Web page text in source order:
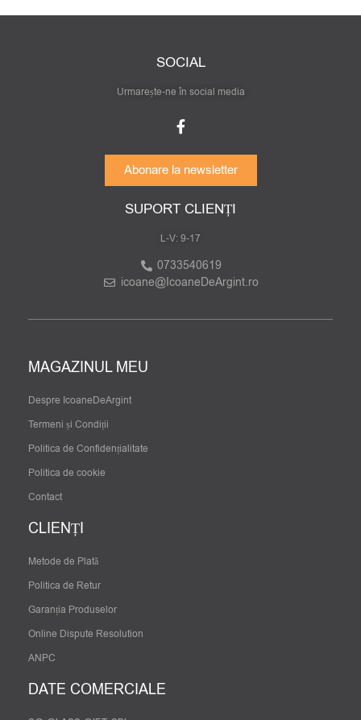
SOCIAL
Urmarește-ne în social media
Abonare la newsletter
SUPORT CLIENȚI
L-V: 9-17
0733540619
icoane@IcoaneDeArgint.ro
MAGAZINUL MEU
Despre IcoaneDeArgint
Termeni și Condiții
Politica de Confidențialitate
Politica de cookie
Contact
CLIENȚI
Metode de Plată
Politica de Retur
Garanția Produselor
Online Dispute Resolution
ANPC
DATE COMERCIALE